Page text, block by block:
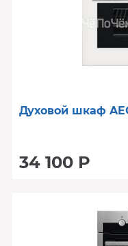
Духовой шкаф
34 100 Р